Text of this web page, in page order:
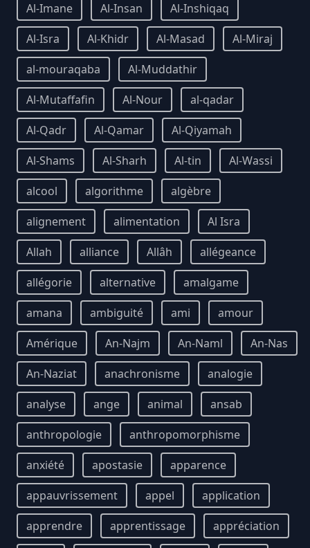
Al-Imane
Al-Insan
Al-Inshiqaq
Al-Isra
Al-Khidr Al-Masad
Al-Miraj
al-mouraqaba
Al-Muddathir
Al-Mutaffafin
Al-Nour
al-qadar
Al-Qadr
Al-Qamar
Al-Qiyamah
Al-Shams
Al-Sharh Al-tin
Al-Wassi
alcool
algorithme
algèbre
alignement
alimentation
Al Isra
Allah
alliance Allâh
allégeance
allégorie
alternative
amalgame
amana
ambiguité ami
amour
Amérique
An-Najm An-Naml
An-Nas
An-Naziat
anachronisme
analogie
analyse
ange animal
ansab
anthropologie
anthropomorphisme
anxiété
apostasie
apparence
appauvrissement
appel
application
apprendre
apprentissage
appréciation